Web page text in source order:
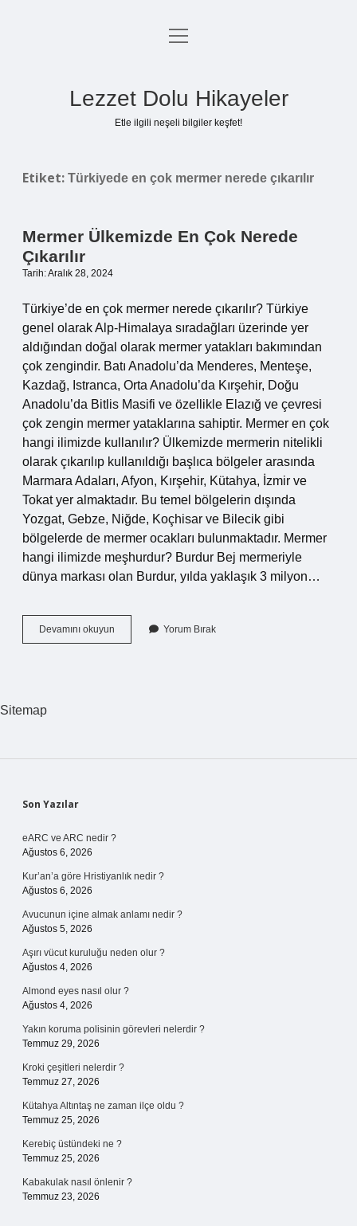
Anasayfa
menüyü
Lezzet Dolu Hikayeler
Etle ilgili neşeli bilgiler keşfet!
Etiket: Türkiyede en çok mermer nerede çıkarılır
Mermer Ülkemizde En Çok Nerede
Çıkarılır
Tarih: Aralık 28, 2024
Türkiye’de en çok mermer nerede çıkarılır? Türkiye
genel olarak Alp-Himalaya sıradağları üzerinde yer
aldığından doğal olarak mermer yatakları bakımından
çok zengindir. Batı Anadolu’da Menderes, Menteşe,
Kazdağ, Istranca, Orta Anadolu’da Kırşehir, Doğu
Anadolu’da Bitlis Masifi ve özellikle Elazığ ve çevresi
çok zengin mermer yataklarına sahiptir. Mermer en çok
hangi ilimizde kullanılır? Ülkemizde mermerin nitelikli
olarak çıkarılıp kullanıldığı başlıca bölgeler arasında
Marmara Adaları, Afyon, Kırşehir, Kütahya, İzmir ve
Tokat yer almaktadır. Bu temel bölgelerin dışında
Yozgat, Gebze, Niğde, Koçhisar ve Bilecik gibi
bölgelerde de mermer ocakları bulunmaktadır. Mermer
hangi ilimizde meşhurdur? Burdur Bej mermeriyle
dünya markası olan Burdur, yılda yaklaşık 3 milyon…
Devamını okuyun
Ülkemizde
Yorum Bırak
Sitemap
Sidebar
Son Yazılar
eARC ve ARC nedir ?
Ağustos 6, 2026
Kur’an’a göre Hristiyanlık nedir ?
Ağustos 6, 2026
Avucunun içine almak anlamı nedir ?
Ağustos 5, 2026
Aşırı vücut kuruluğu neden olur ?
Ağustos 4, 2026
Almond eyes nasıl olur ?
Ağustos 4, 2026
Yakın koruma polisinin görevleri nelerdir ?
Temmuz 29, 2026
Kroki çeşitleri nelerdir ?
Temmuz 27, 2026
Kütahya Altıntaş ne zaman ilçe oldu ?
Temmuz 25, 2026
Kerebiç üstündeki ne ?
Temmuz 25, 2026
Kabakulak nasıl önlenir ?
Temmuz 23, 2026